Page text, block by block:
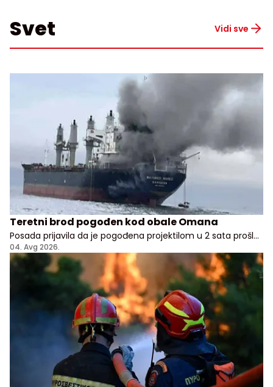
Svet Vidi sve
Teretni brod pogođen kod obale Omana
Posada prijavila da je pogođena projektilom u 2 sata prošle
noći, nema potvrde odakle je napad pokrenut
04. Avg 2026.